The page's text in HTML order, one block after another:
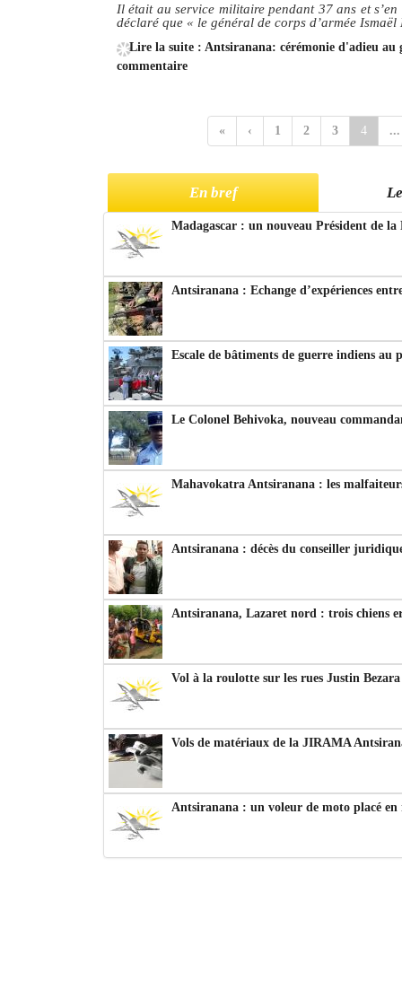
Il était au service militaire pendant 37 ans et
déclaré que « le général de corps d’armée
Lire la suite : Antsiranana: cérémonie d'adieu au
commentaire
« ‹ 1 2 3 4 ...
En bref
Madagascar : un nouveau Président de
Antsiranana : Echange d’expériences
Escale de bâtiments de guerre indiens au
Le Colonel Behivoka, nouveau
Mahavokatra Antsiranana : les
Antsiranana : décès du conseiller
Antsiranana, Lazaret nord : trois chiens
Vol à la roulotte sur les rues Justin
Vols de matériaux de la JIRAMA
Antsiranana : un voleur de moto placé en